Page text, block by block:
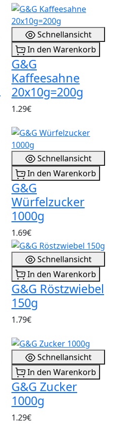
Schnellansicht
In den Warenkorb
G&G
Kaffeesahne
20x10g=200g
1.29€
Schnellansicht
In den Warenkorb
G&G
Würfelzucker
1000g
1.69€
Schnellansicht
In den Warenkorb
G&G Röstzwiebel
150g
1.79€
Schnellansicht
In den Warenkorb
G&G Zucker
1000g
1.29€